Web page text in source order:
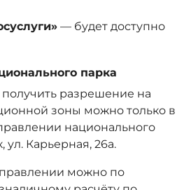
— будет доступно
парка
разрешение на
зоны можно только в
национального
ул. Карьерная, 26а.
можно по